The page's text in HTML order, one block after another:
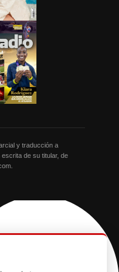
y traducción a
de su titular, de